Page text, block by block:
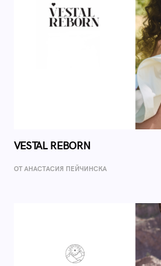
VESTAL REBORN
ОТ AНАСТАСИЯ ПЕЙЧИНСКА